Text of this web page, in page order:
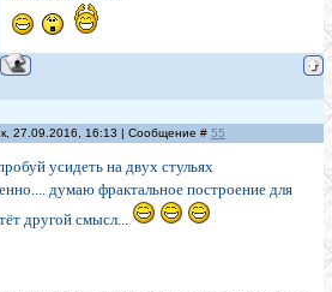
27.09.2016, 16:13 | Сообщение # 55
усидеть на двух стульях
думаю фрактальное построение для
другой смысл...